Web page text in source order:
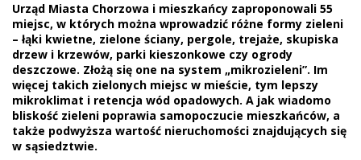
Urząd Miasta Chorzowa i mieszkańcy zaproponowali 55
miejsc, w których można wprowadzić różne formy zieleni
– łąki kwietne, zielone ściany, pergole, trejaże, skupiska
drzew i krzewów, parki kieszonkowe czy ogrody
deszczowe. Złożą się one na system „mikrozieleni”. Im
więcej takich zielonych miejsc w mieście, tym lepszy
mikroklimat i retencja wód opadowych. A jak wiadomo
bliskość zieleni poprawia samopoczucie mieszkańców, a
także podwyższa wartość nieruchomości znajdujących się
w sąsiedztwie.